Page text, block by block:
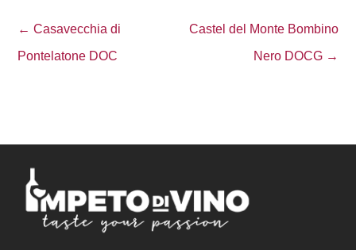
← Casavecchia di
Pontelatone DOC
Castel del Monte Bombino
Nero DOCG →